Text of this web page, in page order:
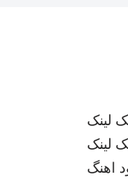
لینک
لینک
اهنگ